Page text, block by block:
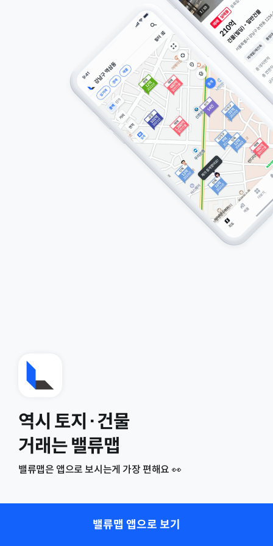
역시 토지·건물
거래는 밸류맵
밸류맵은 앱으로 보시는게 가장 편해요 👀
밸류맵 앱으로 보기